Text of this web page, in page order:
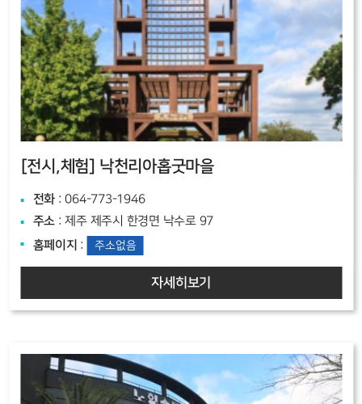
[전시,체험] 낙천리아홉굿마을
전화 : 064-773-1946
주소 : 제주 제주시 한경면 낙수로 97
홈페이지 : 주소없음
자세히보기